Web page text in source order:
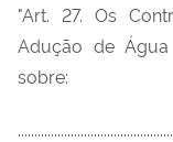
"Art. 27. Os
Adução de
sobre: